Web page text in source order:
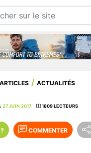
ARTICLES ACTUALITÉS
27 JUIN 2017 1809 LECTEURS
? COMMENTER